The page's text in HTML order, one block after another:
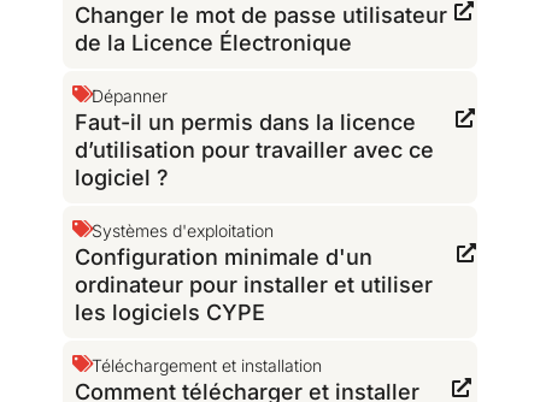
Changer le mot de passe utilisateur
de la Licence Électronique
Dépanner
Faut-il un permis dans la licence
d’utilisation pour travailler avec ce
logiciel ?
Systèmes d'exploitation
Configuration minimale d'un
ordinateur pour installer et utiliser
les logiciels CYPE
Téléchargement et installation
Comment télécharger et installer